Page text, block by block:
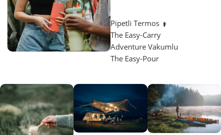
Pipetli Termos
The Easy-Carry
Adventure Vakumlu
The Easy-Pour